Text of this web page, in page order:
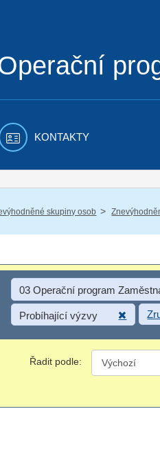
KONTAKTY
skupiny osob /
03 Operační program
Probíhající výzvy
Řadit podle: